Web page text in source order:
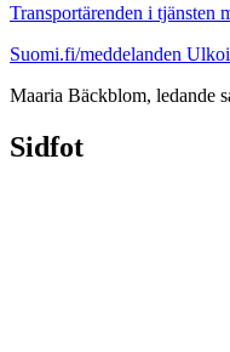
Transportärenden i tjänsten
Suomi.fi/meddelanden
Maaria Bäckblom, ledande
Sidfot